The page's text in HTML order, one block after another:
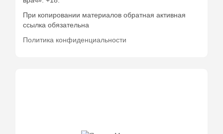
При копировании материалов обратная активная
ссылка обязательна
Политика конфиденциальности